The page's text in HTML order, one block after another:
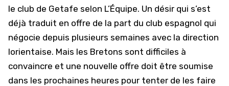
le club de Getafe selon L’Équipe. Un désir qui s’est
déjà traduit en offre de la part du club espagnol qui
négocie depuis plusieurs semaines avec la direction
lorientaise. Mais les Bretons sont difficiles à
convaincre et une nouvelle offre doit être soumise
dans les prochaines heures pour tenter de les faire